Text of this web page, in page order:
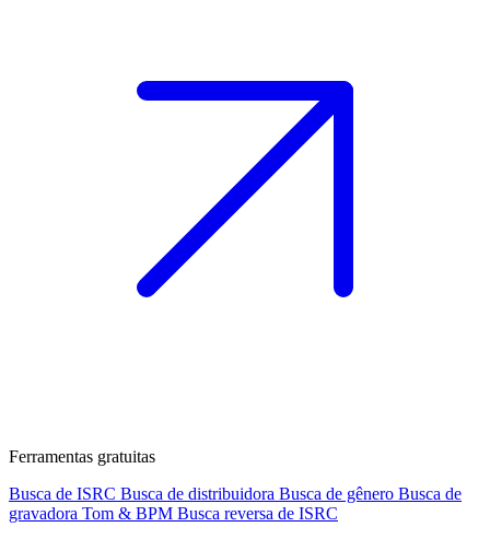
Ferramentas gratuitas
Busca de ISRC Busca de distribuidora Busca de gênero Busca de
gravadora Tom & BPM Busca reversa de ISRC